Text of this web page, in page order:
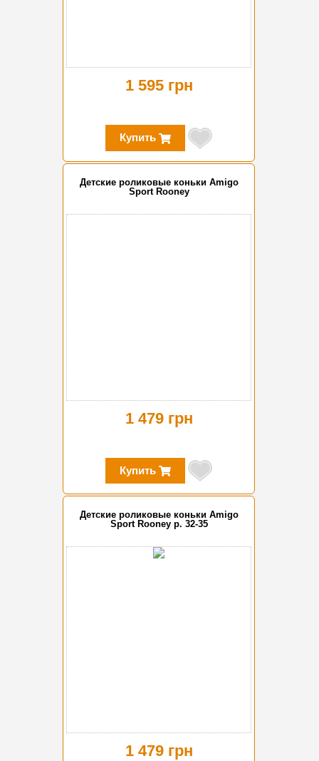
1 595 грн
Купить
Детские роликовые коньки Amigo
Sport Rooney
1 479 грн
Купить
Детские роликовые коньки Amigo
Sport Rooney р. 32-35
1 479 грн